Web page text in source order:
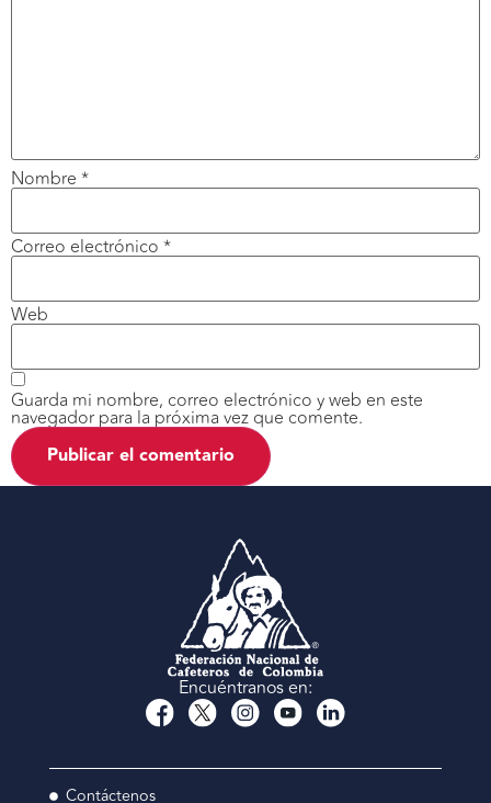
Nombre *
Correo electrónico *
Web
Guarda mi nombre, correo electrónico y web en este
navegador para la próxima vez que comente.
Encuéntranos en:
Contáctenos